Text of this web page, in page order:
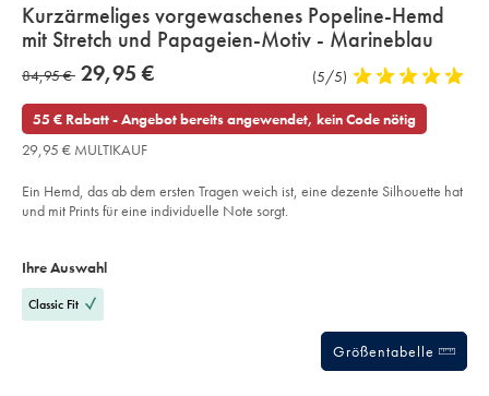
details
about
product:
Kurzärmeliges vorgewaschenes Popeline-Hemd
mit Stretch und Papageien-Motiv - Marineblau
Details
https://www.charlestyrwhitt.com/de/kurzaermeliges-
vorgewaschenes-
hemd-
mit-
stretch-
und-
papageien-
-
marineblau/CSM0032NAV.html?
sourceCode=dmdefault
was
84,95
€
84,95 € now
29,95
€
29,95 € Produktrezensionen
(5/5) 5
out
of
55 € Rabatt - Angebot bereits angewendet, kein Code nötig
29,95 € MULTIKAUF
Ein Hemd, das ab dem ersten Tragen weich ist, eine dezente Silhouette hat
und mit Prints für eine individuelle Note sorgt.
Actions
cart
Ihre Auswahl
Classic Fit
Größentabelle